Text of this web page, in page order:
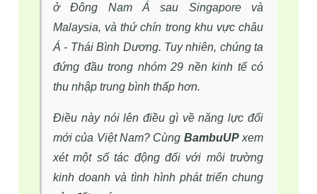
ở Đông Nam Á sau Singapore và
Malaysia, và thứ chín trong khu vực châu
Á - Thái Bình Dương. Tuy nhiên, chúng ta
đứng đầu trong nhóm 29 nền kinh tế có
thu nhập trung bình thấp hơn.
Điều này nói lên điều gì về năng lực đổi
mới của Việt Nam? Cùng BambuUPxem
xét một số tác động đối với môi trường
kinh doanh và tình hình phát triển chung